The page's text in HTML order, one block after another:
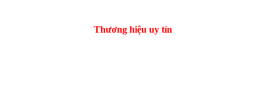
Thương hiệu uy tín